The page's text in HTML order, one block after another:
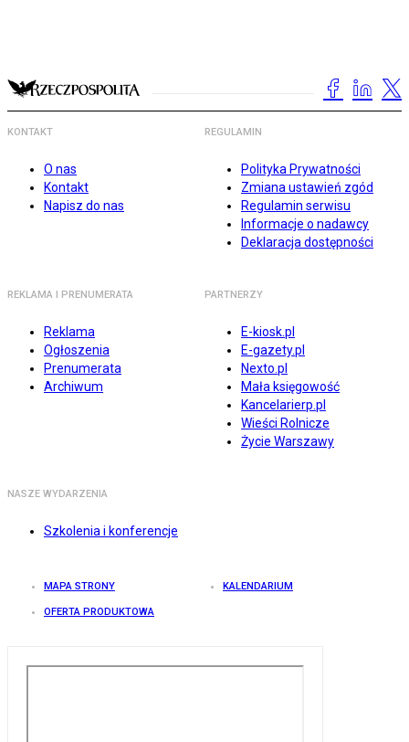
KONTAKT
O nas
Kontakt
Napisz do nas
REGULAMIN
Polityka Prywatności
Zmiana ustawień zgód
Regulamin serwisu
Informacje o nadawcy
Deklaracja dostępności
REKLAMA I PRENUMERATA
Reklama
Ogłoszenia
Prenumerata
Archiwum
PARTNERZY
E-kiosk.pl
E-gazety.pl
Nexto.pl
Mała księgowość
Kancelarierp.pl
Wieści Rolnicze
Życie Warszawy
NASZE WYDARZENIA
Szkolenia i konferencje
MAPA STRONY KALENDARIUM
OFERTA PRODUKTOWA